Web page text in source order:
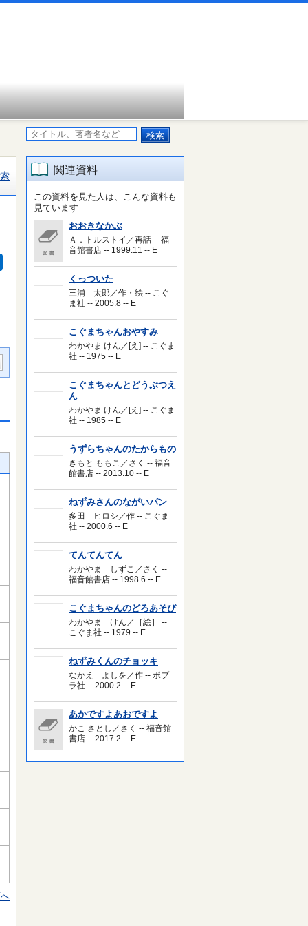
関連資料
この資料を見た人は、こんな資料も
見ています
おおきなかぶ
Ａ．トルストイ／再話 -- 福
音館書店 -- 1999.11 -- E
くっついた
三浦 太郎／作・絵 -- こぐ
ま社 -- 2005.8 -- E
こぐまちゃんおやすみ
わかやま けん／[え] -- こぐま
社 -- 1975 -- E
こぐまちゃんとどうぶつえ
ん
わかやま けん／[え] -- こぐま
社 -- 1985 -- E
うずらちゃんのたからもの
きもと ももこ／さく -- 福音
館書店 -- 2013.10 -- E
ねずみさんのながいパン
多田 ヒロシ／作 -- こぐま
社 -- 2000.6 -- E
てんてんてん
わかやま しずこ／さく --
福音館書店 -- 1998.6 -- E
こぐまちゃんのどろあそび
わかやま けん／［絵］ --
こぐま社 -- 1979 -- E
ねずみくんのチョッキ
なかえ よしを／作 -- ポプ
ラ社 -- 2000.2 -- E
あかですよあおですよ
かこ さとし／さく -- 福音館
書店 -- 2017.2 -- E